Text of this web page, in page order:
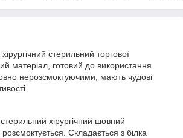
стерильний торгової
матеріал, готовий до використання.
нерозсмоктуючими, мають чудові
хірургічний шовний
Складається з білка